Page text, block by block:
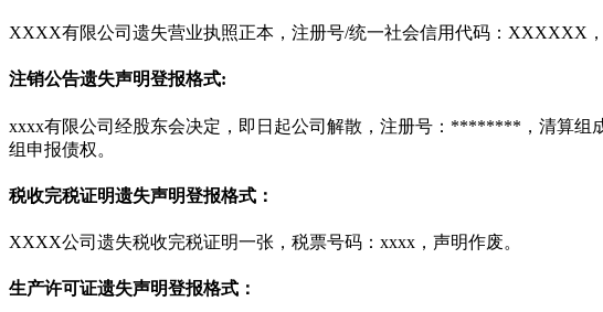
XXXX有限公司遗失营业执照正本，注册号/统一社会信用代码：XXXXXX，
注销公告遗失声明登报格式:
xxxx有限公司经股东会决定，即日起公司解散，注册号：********，清算组
组申报债权。
税收完税证明遗失声明登报格式：
XXXX公司遗失税收完税证明一张，税票号码：xxxx，声明作废。
生产许可证遗失声明登报格式：